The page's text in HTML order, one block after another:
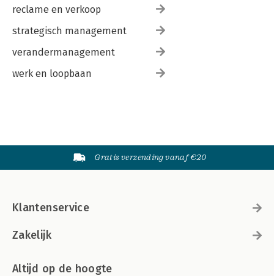
reclame en verkoop
strategisch management
verandermanagement
werk en loopbaan
Gratis verzending vanaf €20
Klantenservice
Zakelijk
Altijd op de hoogte